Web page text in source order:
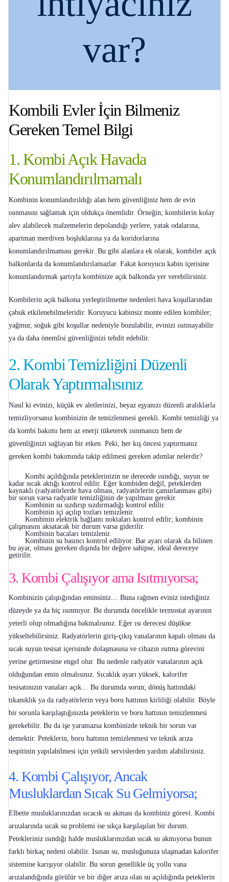
var?
Kombili Evler İçin Bilmeniz
Gereken Temel Bilgi
1. Kombi Açık Havada
Konumlandırılmamalı
Kombinin konumlandırıldığı alan hem güvenliğiniz hem de evin
ısınmasını sağlamak için oldukça önemlidir. Örneğin; kombilerin kolay
alev alabilecek malzemelerin depolandığı yerlere, yatak odalarına,
apartman merdiven boşluklarına ya da koridorlarına
konumlandırılmaması gerekir. Bu gibi alanlara ek olarak, kombiler açık
balkonlarda da konumlandırılamazlar. Fakat koruyucu kabin içerisine
konumlandırmak şartıyla kombinize açık balkonda yer verebilirsiniz.
Kombilerin açık balkona yerleştirilmeme nedenleri hava koşullarından
çabuk etkilenebilmeleridir. Koruyucu kabinsiz monte edilen kombiler;
yağmur, soğuk gibi koşullar nedeniyle bozulabilir, evinizi ısıtmayabilir
ya da daha önemlisi güvenliğinizi tehdit edebilir.
2. Kombi Temizliğini Düzenli
Olarak Yaptırmalısınız
Nasıl ki evinizi, küçük ev aletlerinizi, beyaz eşyanızı düzenli aralıklarla
temizliyorsanız kombinizin de temizlenmesi gerekli. Kombi temizliği ya
da kombi bakımı hem az enerji tüketerek ısınmanızı hem de
güvenliğinizi sağlayan bir etken. Peki, her kış öncesi yaptırmanız
gereken kombi bakımında takip edilmesi gereken adımlar nelerdir?
Kombi açıldığında peteklerinizin ne derecede ısındığı, suyun ne
kadar sıcak aktığı kontrol edilir. Eğer kombiden değil, peteklerden
kaynaklı (radyatörlerde hava olması, radyatörlerin çamurlanması gibi)
bir sorun varsa radyatör temizliğinin de yapılması gerekir.
Kombinin su sızdırıp sızdırmadığı kontrol edilir.
Kombinin içi açılıp tozları temizlenir.
Kombinin elektrik bağlantı noktaları kontrol edilir; kombinin
çalışmasını aksatacak bir durum varsa giderilir.
Kombinin bacaları temizlenir.
Kombinin su basıncı kontrol ediliyor. Bar ayarı olarak da bilinen
bu ayar, olması gereken dışında bir değere sahipse, ideal dereceye
getirilir.
3. Kombi Çalışıyor ama Isıtmıyorsa;
Kombinizin çalıştığından eminsiniz… Buna rağmen eviniz istediğiniz
düzeyde ya da hiç ısınmıyor. Bu durumda öncelikle termostat ayarının
yeterli olup olmadığına bakmalısınız. Eğer ısı derecesi düşükse
yükseltebilirsiniz. Radyatörlerin giriş-çıkış vanalarının kapalı olması da
sıcak suyun tesisat içerisinde dolaşmasına ve cihazın ısıtma görevini
yerine getirmesine engel olur. Bu nedenle radyatör vanalarının açık
olduğundan emin olmalısınız. Sıcaklık ayarı yüksek, kalorifer
tesisatınızın vanaları açık… Bu durumda sorun; dönüş hattındaki
tıkanıklık ya da radyatörlerin veya boru hattının kirliliği olabilir. Böyle
bir sorunla karşılaştığınızda peteklerin ve boru hattının temizlenmesi
gerekebilir. Bu da işe yaramazsa kombinizde teknik bir sorun var
demektir. Peteklerin, boru hattının temizlenmesi ve teknik arıza
tespitinin yapılabilmesi için yetkili servislerden yardım alabilirsiniz.
4. Kombi Çalışıyor, Ancak
Musluklardan Sıcak Su Gelmiyorsa;
Elbette musluklarınızdan sıcacık su akması da kombiniz görevi. Kombi
arızalarında sıcak su problemi ise sıkça karşılaşılan bir durum.
Petekleriniz ısındığı halde musluklarınızdan sıcak su akmıyorsa bunun
farklı birkaç nedeni olabilir. Isınan su, musluğunuza ulaşmadan kalorifer
sistemine karışıyor olabilir. Bu sorun genellikle üç yollu vana
arızalandığında görülür ve bir diğer arıza olan su açıldığında peteklerin